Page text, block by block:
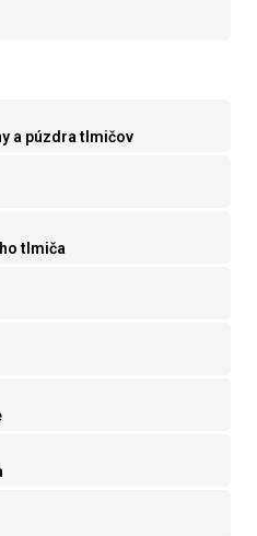
a púzdra tlmičov
tlmiča